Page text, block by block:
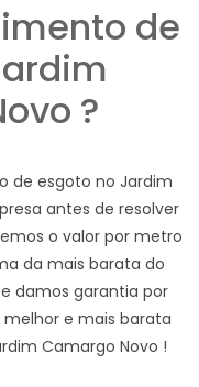
de
?
de esgoto no Jardim
antes de resolver
o valor por metro
da mais barata do
damos garantia por
e mais barata
Camargo Novo !